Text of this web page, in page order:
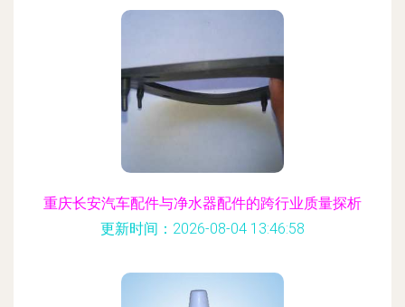
重庆长安汽车配件与净水器配件的跨行业质量探析
更新时间：2026-08-04 13:46:58